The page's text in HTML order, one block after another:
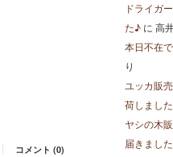
コメント (0)
ドライガ
た♪ に 高
本日不在で
り
ユッカ販
荷しました
ヤシの木
届きました